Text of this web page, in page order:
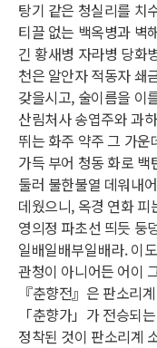
탕기 같은 청실리를 치
티끌 없는 백옥병과 벽
긴 황새병 자라병 당화
천은 알안자 적동자 쇄
갖을시고, 술이름을 이
산림처사 송엽주와 과
뛰는 화주 약주 그 가
가득 부어 청동 화로
둘러 불한불열 데워내
데웠으니, 옥경 연화
영의정 파초선 띄듯 둥
일배일배부일배라. 이
관청이 아니어든 어이
『춘향전』은 판소리
「춘향가」가 전승되
정착된 것이 판소리계